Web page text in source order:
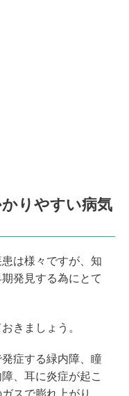
りやすい病気
は様々ですが、知
発見する為にとて
きましょう。
症する緑内障、瞳
、耳に炎症が起こ